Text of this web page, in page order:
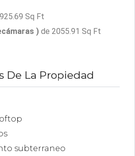
Sq Ft
) de 2055.91 Sq Ft
De La Propiedad
subterraneo